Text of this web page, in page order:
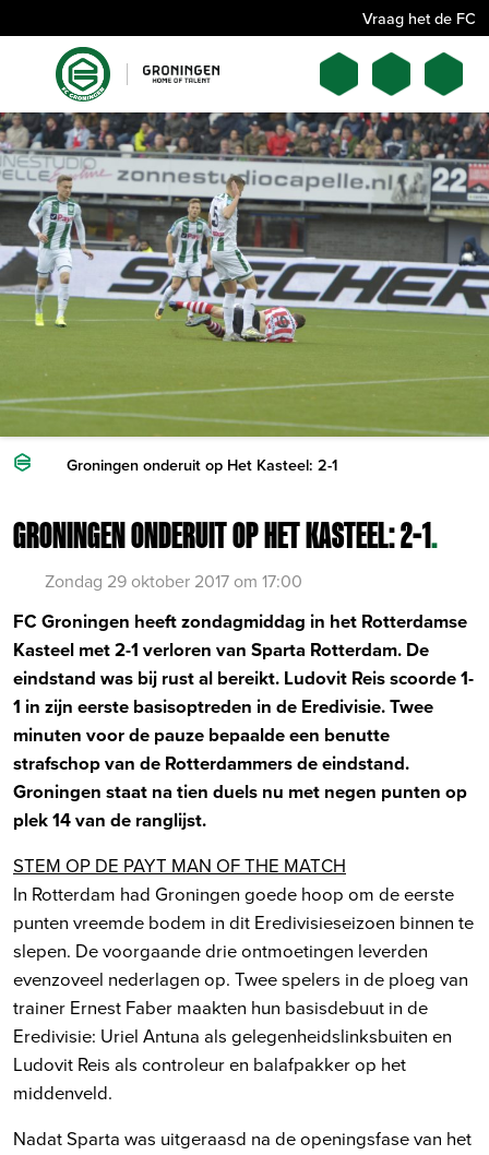
Vraag het de FC
Groningen onderuit op Het Kasteel: 2-1
GRONINGEN ONDERUIT OP HET KASTEEL: 2-1.
Zondag 29 oktober 2017 om 17:00
FC Groningen heeft zondagmiddag in het Rotterdamse
Kasteel met 2-1 verloren van Sparta Rotterdam. De
eindstand was bij rust al bereikt. Ludovit Reis scoorde 1-
1 in zijn eerste basisoptreden in de Eredivisie. Twee
minuten voor de pauze bepaalde een benutte
strafschop van de Rotterdammers de eindstand.
Groningen staat na tien duels nu met negen punten op
plek 14 van de ranglijst.
STEM OP DE PAYT MAN OF THE MATCH
In Rotterdam had Groningen goede hoop om de eerste
punten vreemde bodem in dit Eredivisieseizoen binnen te
slepen. De voorgaande drie ontmoetingen leverden
evenzoveel nederlagen op. Twee spelers in de ploeg van
trainer Ernest Faber maakten hun basisdebuut in de
Eredivisie: Uriel Antuna als gelegenheidslinksbuiten en
Ludovit Reis als controleur en balafpakker op het
middenveld.
Nadat Sparta was uitgeraasd na de openingsfase van het